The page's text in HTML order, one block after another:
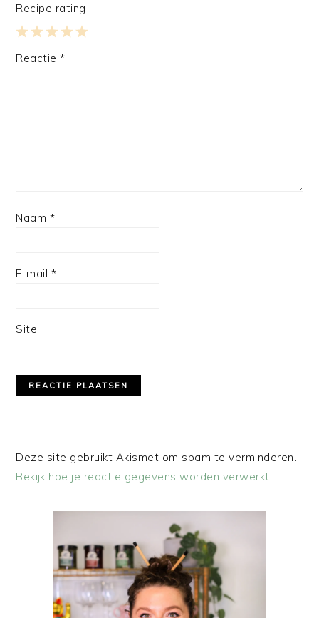
Recipe rating
4
3
2
1
Reactie*
Naam *
E-mail *
Site
Deze site gebruikt Akismet om spam te verminderen.
Bekijk hoe je reactie gegevens worden verwerkt.